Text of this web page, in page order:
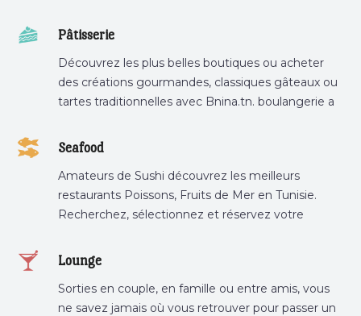
Pâtisserie
Découvrez les plus belles boutiques ou acheter
des créations gourmandes, classiques gâteaux ou
tartes traditionnelles avec Bnina.tn. boulangerie a
tunis, pâtisserie sousse .
Seafood
Amateurs de Sushi découvrez les meilleurs
restaurants Poissons, Fruits de Mer en Tunisie.
Recherchez, sélectionnez et réservez votre
Lounge
Sorties en couple, en famille ou entre amis, vous
ne savez jamais où vous retrouver pour passer un